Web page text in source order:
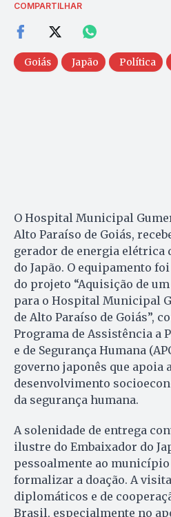
COMPARTILHAR
Goiás Japão Política
O Hospital Municipal
Alto Paraíso de Goiás,
gerador de energia elétrica
do Japão. O equipamento
do projeto “Aquisição de
para o Hospital Municipal
de Alto Paraíso de Goiás”,
Programa de Assistência a
e de Segurança Humana
governo japonês que apoia
desenvolvimento
da segurança humana.
A solenidade de entrega
ilustre do Embaixador do
pessoalmente ao
formalizar a doação. A
diplomáticos e de
Brasil, especialmente no